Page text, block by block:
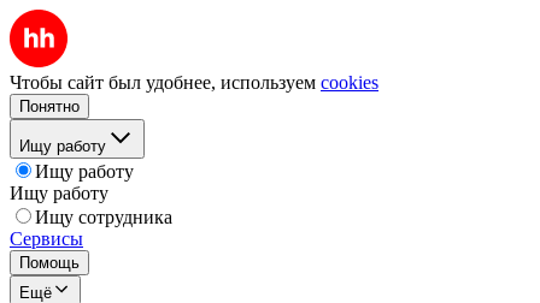
Чтобы сайт был удобнее, используем cookies
Понятно
Ищу работу
Ищу работу
Ищу работу
Ищу сотрудника
Сервисы
Помощь
Ещё